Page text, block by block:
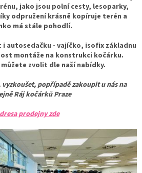
jako jsou polní cesty, lesoparky,
odpružení krásně kopíruje terén a
má stále pohodlí.
i autosedačku - vajíčko, isofix základnu
montáže na konstrukci kočárku.
zvolit dle naší nabídky.
popřípadě zakoupit u nás na
Ráj kočárků Praze
prodejny zde